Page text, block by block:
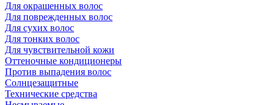
Для окрашенных волос
Для поврежденных волос
Для сухих волос
Для тонких волос
Для чувствительной кожи
Оттеночные кондиционеры
Против выпадения волос
Солнцезащитные
Технические средства